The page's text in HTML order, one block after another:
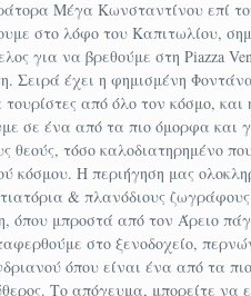
Χαρακτηρίζεται
και τον πληθυσμό του
η Αγία Έδρα, που
εκλογή του Πάπα
Ιταλίας, πρωτεύουσα
Μέγα Κωνσταντίνου επί
στο λόφο του Καπιτωλίου,
για να βρεθούμε στη Piazza
Σειρά έχει η φημισμένη
από όλο τον κόσμο,
σε ένα από τα πιο όμορφα και
τόσο καλοδιατηρημένο
κόσμου. Η περιήγηση μας
& πλανόδιους
όπου μπροστά από τον Άρειο
στο ξενοδοχείο,
όπου είναι ένα από τα
Το απόγευμα, μπορείτε να